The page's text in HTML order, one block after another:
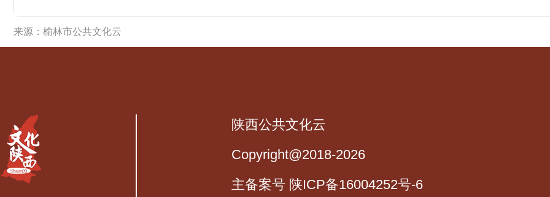
来源：榆林市公共文化云
陕西公共文化云
Copyright@2018-2026
主备案号 陕ICP备16004252号-6